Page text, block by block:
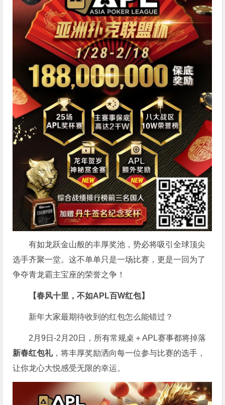
有如龙跃金山般的丰厚奖池，势必将吸引全球顶尖
选手齐聚一堂。这不单单只是一场比赛，更是一回为了
争夺青龙霸主宝座的荣誉之争！
【春风十里，不如APL百W红包】
新年大家最期待收到的红包怎么能错过？
2月9日-2月20日，所有常规桌＋APL赛事都将掉落
新春红包礼，将丰厚奖励洒向每一位参与比赛的选手，
让你龙心大悦感受无限的幸运。